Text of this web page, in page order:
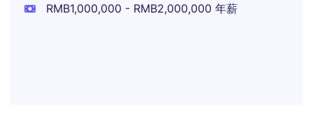
RMB1,000,000 - RMB2,000,000 年薪